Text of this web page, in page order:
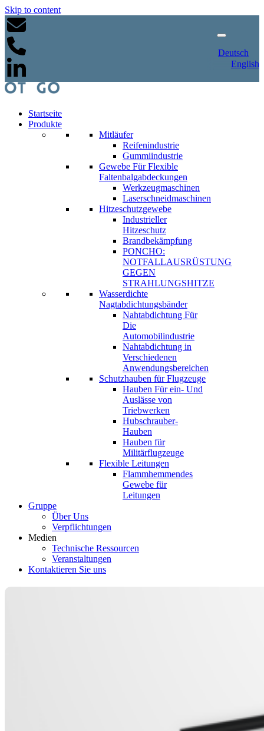
Skip to content
Deutsch
English
Startseite
Produkte
Mitläufer
Reifenindustrie
Gummiindustrie
Gewebe Für Flexible
Faltenbalgabdeckungen
Werkzeugmaschinen
Laserschneidmaschinen
Hitzeschutzgewebe
Industrieller
Hitzeschutz
Brandbekämpfung
PONCHO:
NOTFALLAUSRÜSTUNG
GEGEN
STRAHLUNGSHITZE
Wasserdichte
Nagtabdichtungsbänder
Nahtabdichtung Für
Die
Automobilindustrie
Nahtabdichtung in
Verschiedenen
Anwendungsbereichen
Schutzhauben für Flugzeuge
Hauben Für ein- Und
Auslässe von
Triebwerken
Hubschrauber-
Hauben
Hauben für
Militärflugzeuge
Flexible Leitungen
Flammhemmendes
Gewebe für
Leitungen
Gruppe
Über Uns
Verpflichtungen
Medien
Technische Ressourcen
Veranstaltungen
Kontaktieren Sie uns